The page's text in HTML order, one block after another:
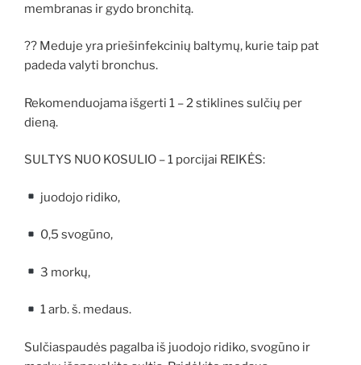
membranas ir gydo bronchitą.
?? Meduje yra priešinfekcinių baltymų, kurie taip pat
padeda valyti bronchus.
Rekomenduojama išgerti 1 – 2 stiklines sulčių per
dieną.
SULTYS NUO KOSULIO – 1 porcijai REIKĖS:
juodojo ridiko,
0,5 svogūno,
3 morkų,
1 arb. š. medaus.
Sulčiaspaudės pagalba iš juodojo ridiko, svogūno ir